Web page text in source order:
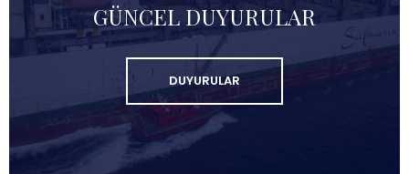
GÜNCEL DUYURULAR
DUYURULAR